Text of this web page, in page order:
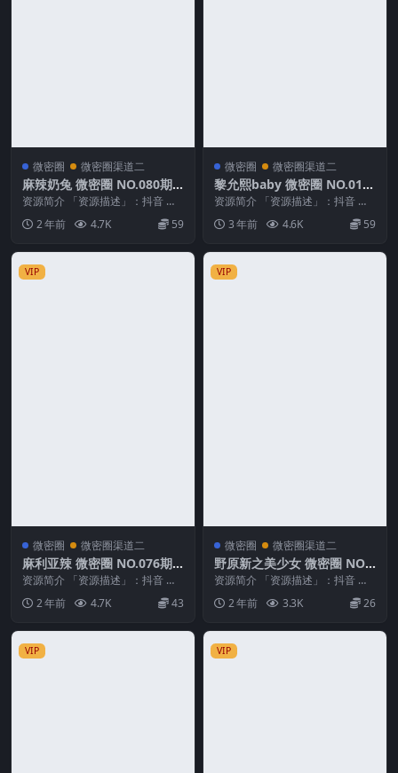
微密圈 微密圈渠道二
麻辣奶兔 微密圈 NO.080期
最新至：2024.11.7
资源简介 「资源描述」：抖音 麻
辣奶兔 微密圈 NO.080期 【24P】
最新至...
2 年前 4.7K 59
微密圈 微密圈渠道二
黎允熙baby 微密圈 NO.017
期
资源简介 「资源描述」：抖音 黎
允熙baby 微密圈 NO.017期 【14
P】...3 年前 4.6K 59
VIP
微密圈 微密圈渠道二
麻利亚辣 微密圈 NO.076期
最新至：2024.7.12
资源简介 「资源描述」：抖音 麻
利亚辣 微密圈 NO.076期 【22P】
最新至...
2 年前 4.7K 43
VIP
微密圈 微密圈渠道二
野原新之美少女 微密圈 NO.0
08期
资源简介 「资源描述」：抖音 野
原新之美少女 微密圈 NO.008期
【61P1...
2 年前 3.3K 26
VIP VIP